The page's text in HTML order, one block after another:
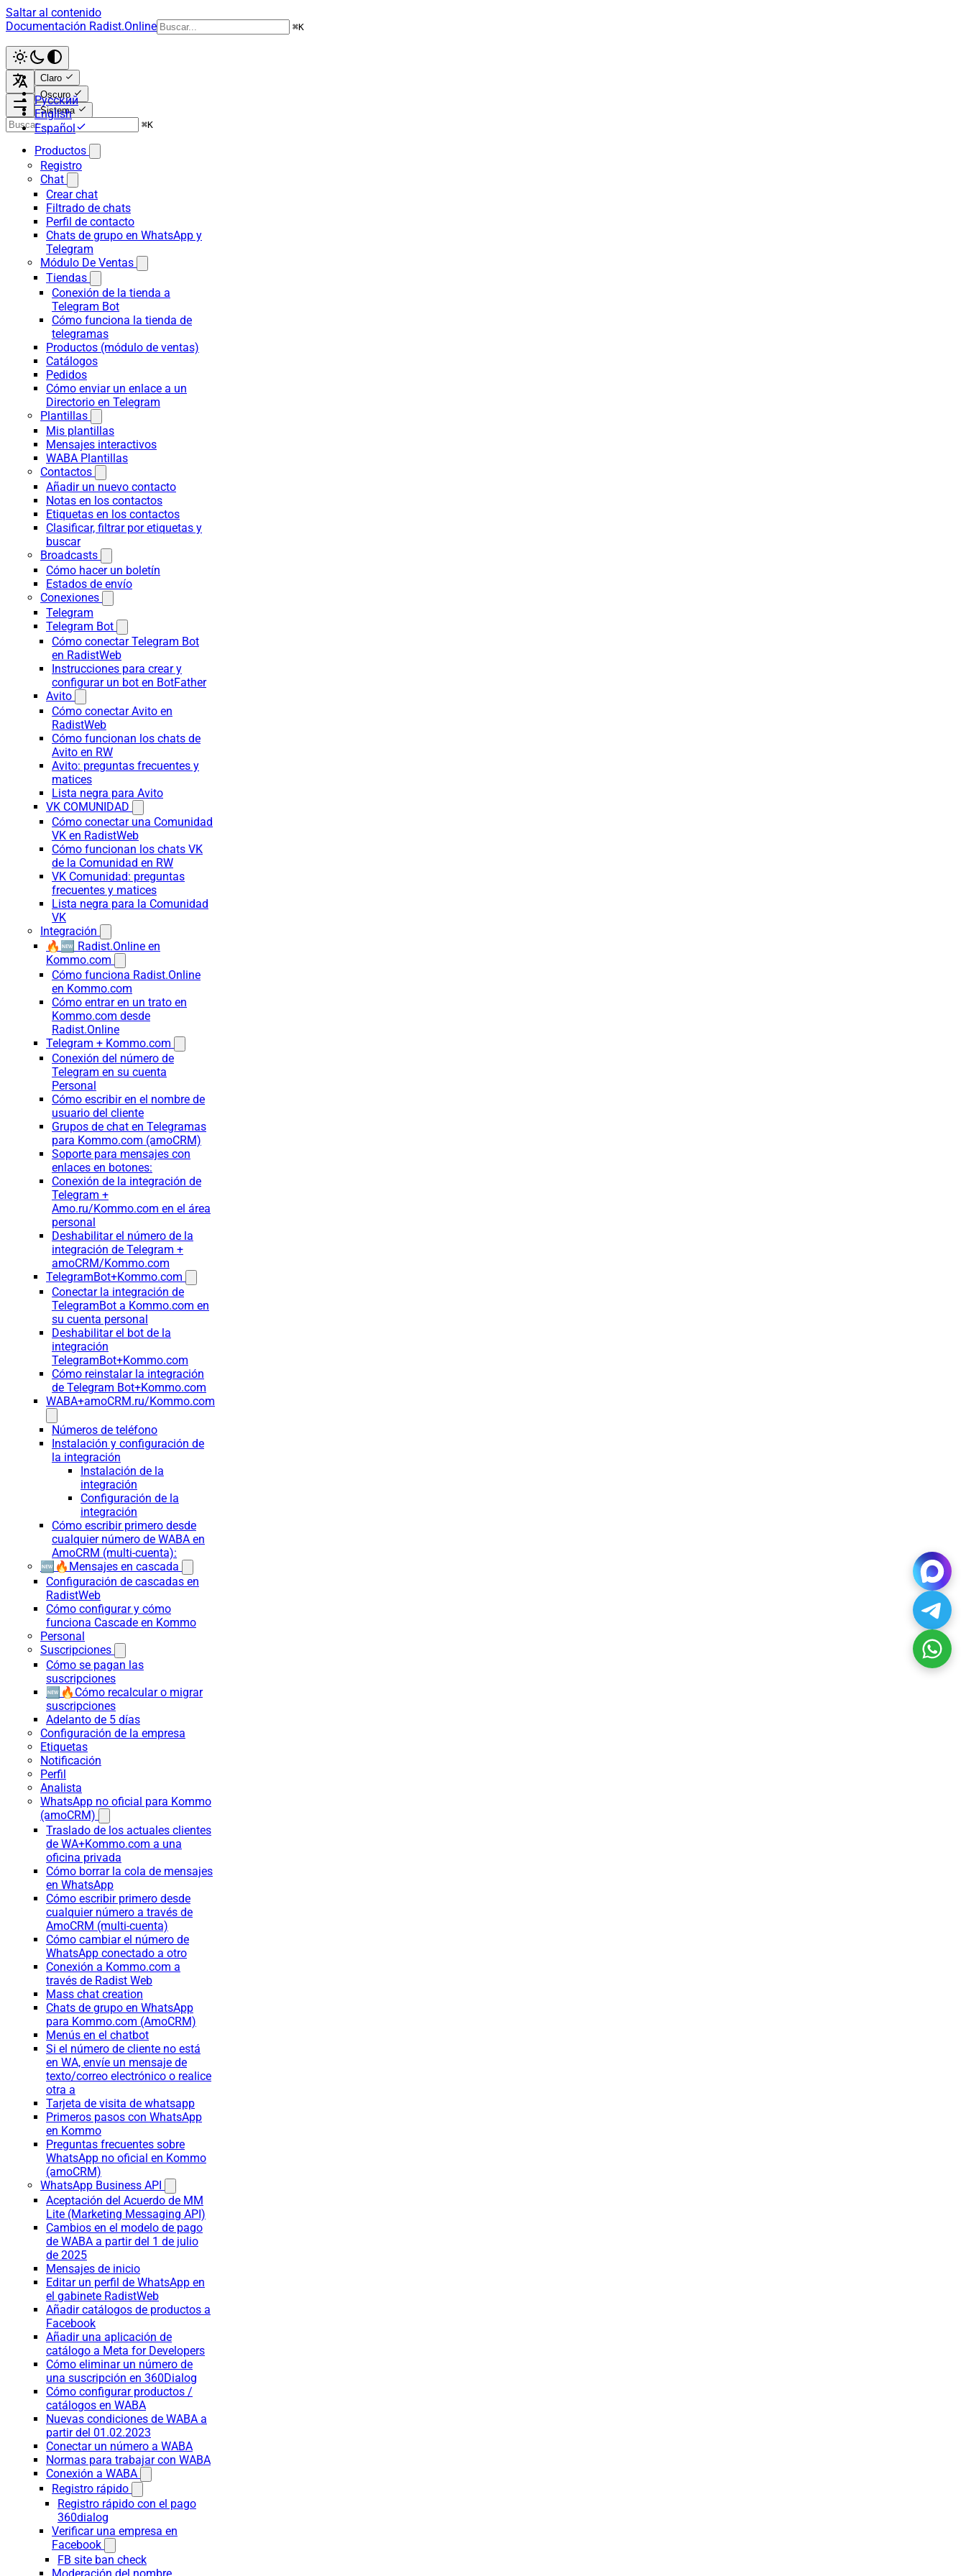
Saltar al contenido
Documentación Radist.Online
⌘K
Claro
Oscuro
Sistema
Русский
English
Español
⌘K
Productos
Registro
Chat
Crear chat
Filtrado de chats
Perfil de contacto
Chats de grupo en WhatsApp y
Telegram
Módulo De Ventas
Tiendas
Conexión de la tienda a
Telegram Bot
Cómo funciona la tienda de
telegramas
Productos (módulo de ventas)
Catálogos
Pedidos
Cómo enviar un enlace a un
Directorio en Telegram
Plantillas
Mis plantillas
Mensajes interactivos
WABA Plantillas
Contactos
Añadir un nuevo contacto
Notas en los contactos
Etiquetas en los contactos
Clasificar, filtrar por etiquetas y
buscar
Broadcasts
Cómo hacer un boletín
Estados de envío
Conexiones
Telegram
Telegram Bot
Cómo conectar Telegram Bot
en RadistWeb
Instrucciones para crear y
configurar un bot en BotFather
Avito
Cómo conectar Avito en
RadistWeb
Cómo funcionan los chats de
Avito en RW
Avito: preguntas frecuentes y
matices
Lista negra para Avito
VK COMUNIDAD
Cómo conectar una Comunidad
VK en RadistWeb
Cómo funcionan los chats VK
de la Comunidad en RW
VK Comunidad: preguntas
frecuentes y matices
Lista negra para la Comunidad
VK
Integración
🔥🆕 Radist.Online en
Kommo.com
Cómo funciona Radist.Online
en Kommo.com
Cómo entrar en un trato en
Kommo.com desde
Radist.Online
Telegram + Kommo.com
Conexión del número de
Telegram en su cuenta
Personal
Cómo escribir en el nombre de
usuario del cliente
Grupos de chat en Telegramas
para Kommo.com (amoCRM)
Soporte para mensajes con
enlaces en botones:
Conexión de la integración de
Telegram +
Amo.ru/Kommo.com en el área
personal
Deshabilitar el número de la
integración de Telegram +
amoCRM/Kommo.com
TelegramBot+Kommo.com
Conectar la integración de
TelegramBot a Kommo.com en
su cuenta personal
Deshabilitar el bot de la
integración
TelegramBot+Kommo.com
Cómo reinstalar la integración
de Telegram Bot+Kommo.com
WABA+amoCRM.ru/Kommo.com
Números de teléfono
Instalación y configuración de
la integración
Instalación de la
integración
​Configuración de la
integración
Cómo escribir primero desde
cualquier número de WABA en
AmoCRM (multi-cuenta):
🆕🔥Mensajes en cascada
Configuración de cascadas en
RadistWeb
Cómo configurar y cómo
funciona Cascade en Kommo
Personal
Suscripciones
Cómo se pagan las
suscripciones
🆕🔥Cómo recalcular o migrar
suscripciones
Adelanto de 5 días
Configuración de la empresa
Etiquetas
Notificación
Perfil
Analista
WhatsApp no oficial para Kommo
(amoCRM)
Traslado de los actuales clientes
de WA+Kommo.com a una
oficina privada
Cómo borrar la cola de mensajes
en WhatsApp
Cómo escribir primero desde
cualquier número a través de
AmoCRM (multi-cuenta)
Cómo cambiar el número de
WhatsApp conectado a otro
Conexión a Kommo.com a
través de Radist Web
Mass chat creation
Chats de grupo en WhatsApp
para Kommo.com (AmoCRM)
Menús en el chatbot
Si el número de cliente no está
en WA, envíe un mensaje de
texto/correo electrónico o realice
otra a
Tarjeta de visita de whatsapp
Primeros pasos con WhatsApp
en Kommo
Preguntas frecuentes sobre
WhatsApp no oficial en Kommo
(amoCRM)
WhatsApp Business API
Aceptación del Acuerdo de MM
Lite (Marketing Messaging API)
Cambios en el modelo de pago
de WABA a partir del 1 de julio
de 2025
Mensajes de inicio
Editar un perfil de WhatsApp en
el gabinete RadistWeb
Añadir catálogos de productos a
Facebook
Añadir una aplicación de
catálogo a Meta for Developers
Cómo eliminar un número de
una suscripción en 360Dialog
Cómo configurar productos /
catálogos en WABA
Nuevas condiciones de WABA a
partir del 01.02.2023
Conectar un número a WABA
Normas para trabajar con WABA
Conexión a WABA
Registro rápido
Registro rápido con el pago
360dialog
Verificar una empresa en
Facebook
FB site ban check